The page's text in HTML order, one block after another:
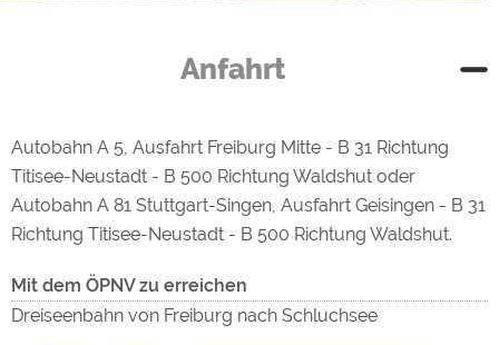
Anfahrt
Autobahn A 5, Ausfahrt Freiburg Mitte - B 31 Richtung
Titisee-Neustadt - B 500 Richtung Waldshut oder
Autobahn A 81 Stuttgart-Singen, Ausfahrt Geisingen - B 31
Richtung Titisee-Neustadt - B 500 Richtung Waldshut.
Mit dem ÖPNV zu erreichen
Dreiseenbahn von Freiburg nach Schluchsee